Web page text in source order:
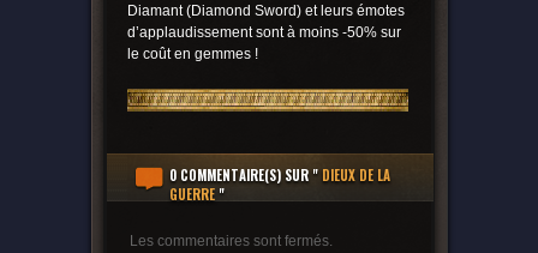
Diamant (Diamond Sword) et leurs émotes
d’applaudissement sont à moins -50% sur
le coût en gemmes !
0 COMMENTAIRE(S)SUR " DIEUX DE LA
GUERRE"
Les commentaires sont fermés.